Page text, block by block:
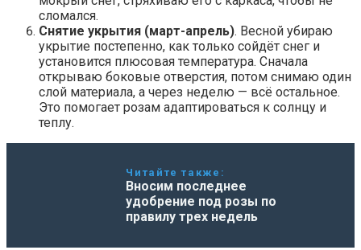
сломался.
Снятие укрытия (март-апрель). Весной убираю
укрытие постепенно, как только сойдёт снег и
установится плюсовая температура. Сначала
открываю боковые отверстия, потом снимаю один
слой материала, а через неделю — всё остальное.
Это помогает розам адаптироваться к солнцу и
теплу.
Читайте также:
Вносим последнее
удобрение под розы по
правилу трех недель